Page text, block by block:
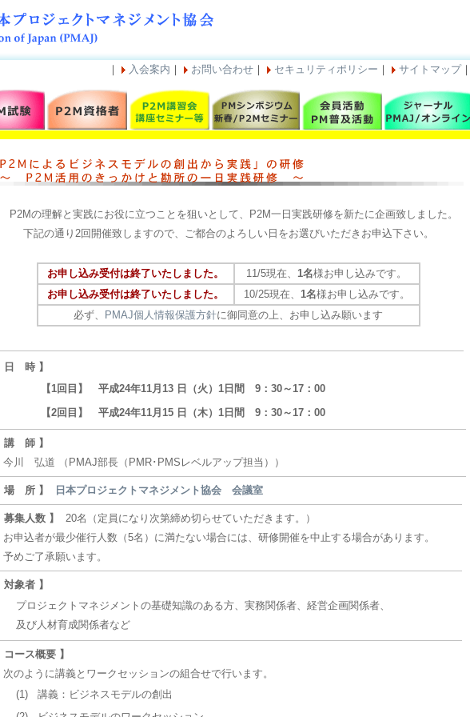
｜ 入会案内 ｜ お問い合わせ ｜ セキュリティポリシー ｜ サイトマップ｜
P2Mの理解と実践にお役に立つことを狙いとして、P2M一日実践研修を新たに企画致しました。
下記の通り2回開催致しますので、ご都合のよろしい日をお選びいただきお申込下さい。
お申し込み受付は終了いたしました。 11/5現在、 1名様お申し込みです。
お申し込み受付は終了いたしました。
10/25現在、 1名様お申し込みです。
必ず、
PMAJ個人情報保護方針に御同意の上、お申し込み願います
日 時 】
【1回目】
平成24年11月13 日（火）1日間 9：30～17：00
【2回目】
平成24年11月15 日（木）1日間 9：30～17：00
講 師 】
川 弘道 （PMAJ部長（PMR･PMSレベルアップ担当））
場 所 】 日本プロジェクトマネジメント協会 会議室
募集人数 】 20名（定員になり次第締め切らせていただきます。）
申込者が最少催行人数（5名）に満たない場合には、研修開催を中止する場合があります。
めご了承願います。
対象者 】
プロジェクトマネジメントの基礎知識のある方、実務関係者、経営企画関係者、
及び人材育成関係者など
コース概要 】
のように講義とワークセッションの組合せで行います。
(1)
講義：ビジネスモデルの創出